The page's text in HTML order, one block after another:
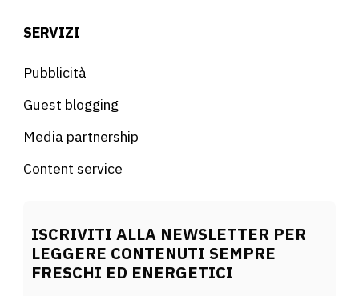
SERVIZI
Pubblicità
Guest blogging
Media partnership
Content service
ISCRIVITI ALLA NEWSLETTER PER
LEGGERE CONTENUTI SEMPRE
FRESCHI ED ENERGETICI